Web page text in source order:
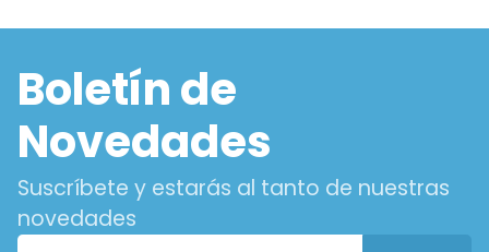
Boletín de
Novedades
Suscríbete y estarás al tanto de nuestras
novedades